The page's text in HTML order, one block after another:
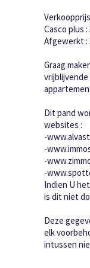
Casco plus
Afgewerkt :
Graag
Dit pand
websites :
-
-
-
-
Indien U
is dit niet
Deze
elk
intussen